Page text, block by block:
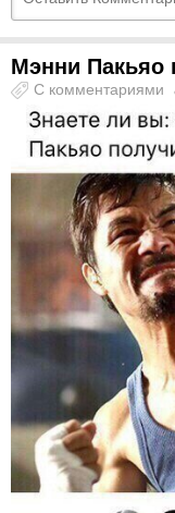
Мэнни Пакьяо
С комментариями